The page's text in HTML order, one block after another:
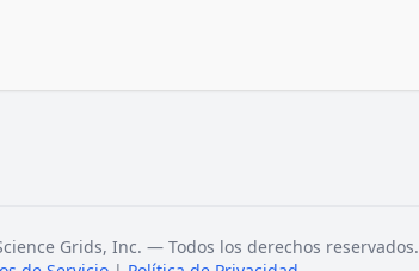
Grids, Inc. — Todos los derechos reservados.